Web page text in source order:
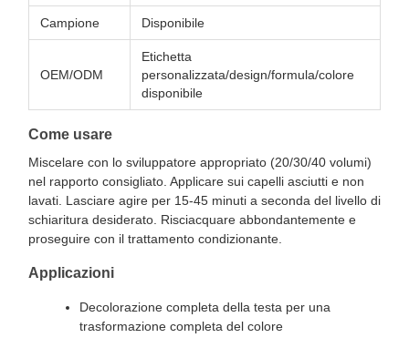
Campione Disponibile
OEM/ODM
Etichetta
personalizzata/design/formula/colore
disponibile
Come usare
Miscelare con lo sviluppatore appropriato (20/30/40 volumi)
nel rapporto consigliato. Applicare sui capelli asciutti e non
lavati. Lasciare agire per 15-45 minuti a seconda del livello di
schiaritura desiderato. Risciacquare abbondantemente e
proseguire con il trattamento condizionante.
Applicazioni
Decolorazione completa della testa per una
trasformazione completa del colore